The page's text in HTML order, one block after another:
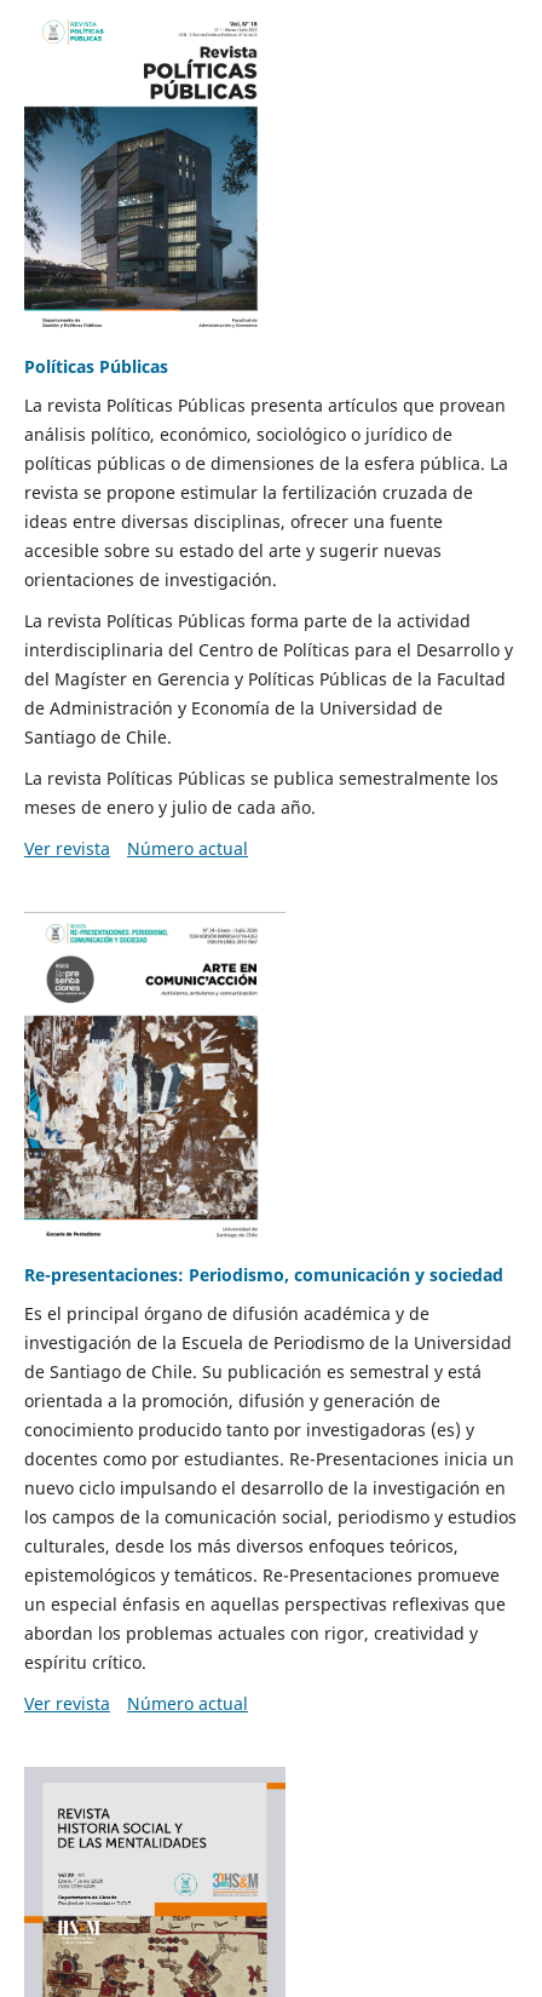
Políticas Públicas
La revista Políticas Públicas presenta artículos que provean
análisis político, económico, sociológico o jurídico de
políticas públicas o de dimensiones de la esfera pública. La
revista se propone estimular la fertilización cruzada de
ideas entre diversas disciplinas, ofrecer una fuente
accesible sobre su estado del arte y sugerir nuevas
orientaciones de investigación.
La revista Políticas Públicas forma parte de la actividad
interdisciplinaria del Centro de Políticas para el Desarrollo y
del Magíster en Gerencia y Políticas Públicas de la Facultad
de Administración y Economía de la Universidad de
Santiago de Chile.
La revista Políticas Públicas se publica semestralmente los
meses de enero y julio de cada año.
Ver revista
Número actual
Re-presentaciones: Periodismo, comunicación y sociedad
Es el principal órgano de difusión académica y de
investigación de la Escuela de Periodismo de la Universidad
de Santiago de Chile. Su publicación es semestral y está
orientada a la promoción, difusión y generación de
conocimiento producido tanto por investigadoras (es) y
docentes como por estudiantes. Re-Presentaciones inicia un
nuevo ciclo impulsando el desarrollo de la investigación en
los campos de la comunicación social, periodismo y estudios
culturales, desde los más diversos enfoques teóricos,
epistemológicos y temáticos. Re-Presentaciones promueve
un especial énfasis en aquellas perspectivas reflexivas que
abordan los problemas actuales con rigor, creatividad y
espíritu crítico.
Ver revista
Número actual